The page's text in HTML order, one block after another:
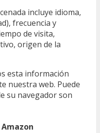
incluye idioma,
frecuencia y
de visita,
origen de la
esta información
nuestra web. Puede
su navegador son